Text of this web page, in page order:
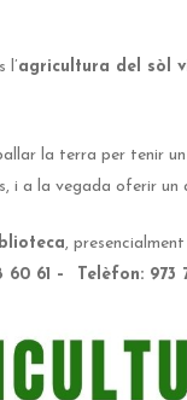
l’agricultura del sòl
la terra per tenir
i a la vegada oferir
,
60 61 – Telèfon: 973